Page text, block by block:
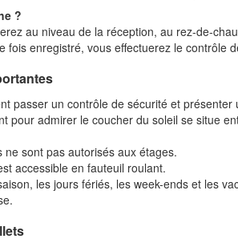
?
au niveau de la réception, au rez-de-
fois enregistré, vous effectuerez le contrôle
passer un contrôle de sécurité et
pour admirer le coucher du soleil se situe
ne sont pas autorisés aux étages.
accessible en fauteuil roulant.
les jours fériés, les week-ends et les